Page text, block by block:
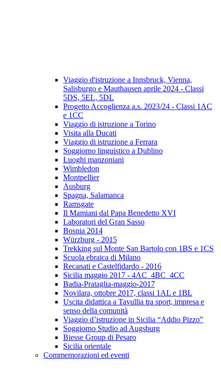
Viaggio d'istruzione a Innsbruck, Vienna,
Salisburgo e Mauthausen aprile 2024 - Classi
5DS, 5EL, 5DL
Progetto Accoglienza a.s. 2023/24 - Classi 1AC
e 1CC
Viaggio di istruzione a Torino
Visita alla Ducati
Viaggio di istruzione a Ferrara
Soggiorno linguistico a Dublino
Luoghi manzoniani
Wimbledon
Montpellier
Ausburg
Spagna, Salamanca
Ramsgate
Il Mamiani dal Papa Benedetto XVI
Laboratori del Gran Sasso
Bosnia 2014
Würzburg - 2015
Trekking sul Monte San Bartolo con 1BS e 1CS
Scuola ebraica di Milano
Recanati e Castelfidardo - 2016
Sicilia maggio 2017 - 4AC_4BC_4CC
Badia-Prataglia-maggio-2017
Novilara, ottobre 2017, classi 1AL e 1BL
Uscita didattica a Tavullia tra sport, impresa e
senso della comunità
Viaggio d’istruzione in Sicilia “Addio Pizzo”
Soggiorno Studio ad Augsburg
Biesse Group di Pesaro
Sicilia orientale
Commemorazioni ed eventi